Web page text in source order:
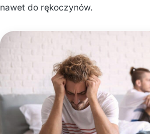
nawet do rękoczynów.